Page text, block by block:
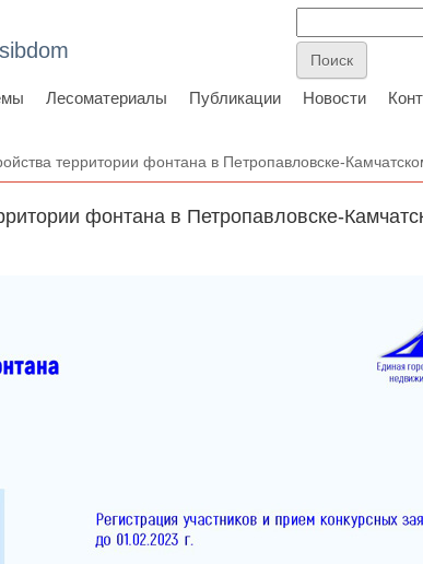
Лесоматериалы Публикации Новости
территории фонтана в Петропавловске-
фонтана в Петропавловске-